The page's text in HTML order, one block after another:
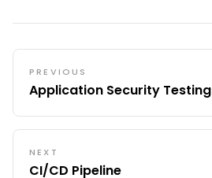
PREVIOUS
Application Security Testing
NEXT
CI/CD Pipeline